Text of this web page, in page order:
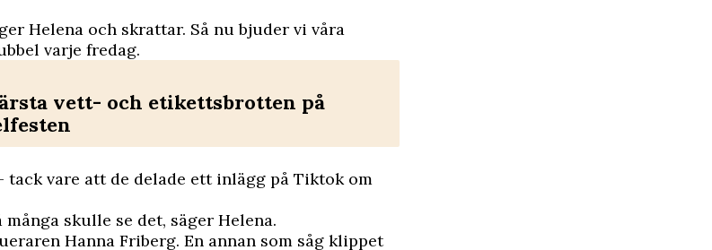
Helena och skrattar. Så nu bjuder vi våra
varje fredag.
vett- och etikettsbrotten på
tack vare att de delade ett inlägg på Tiktok om
skulle se det, säger Helena.
Hanna Friberg. En annan som såg klippet